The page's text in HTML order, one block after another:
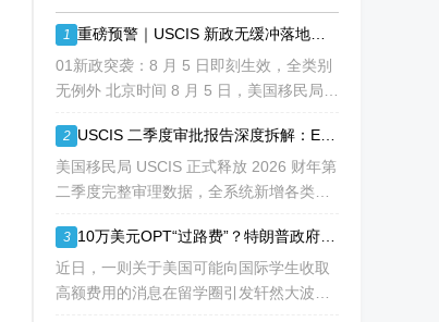
1
01新政突袭：8 月 5 日即刻生效，全类别
无例外 北京时间 8 月 5 日，美国移民局
05，彻底改写移民申请审理规则： 移民官
拥
2
美国移民局 USCIS 正式释放 2026 财年第
二季度完整审理数据，全系统新增各类移
整体待审积压总量已冲破 1200 万大关。
海
3
近日，一则关于美国可能向国际学生收取
高额费用的消息在留学圈引发轩然大波。